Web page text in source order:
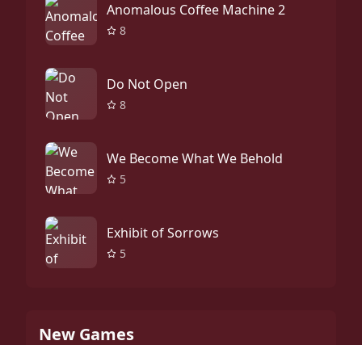
Anomalous Coffee Machine 2
8
Do Not Open
8
We Become What We Behold
5
Exhibit of Sorrows
5
New Games